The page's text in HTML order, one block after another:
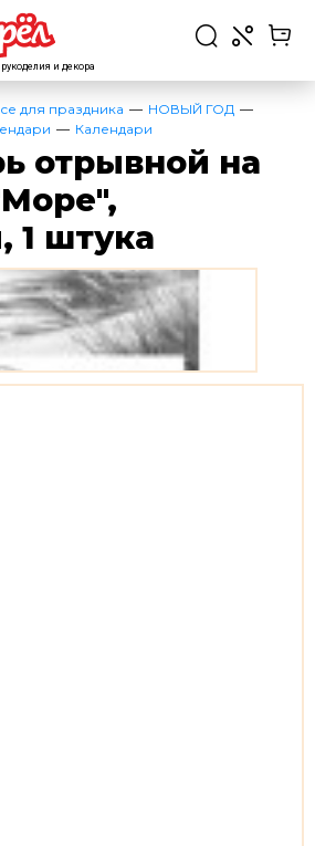
рукоделия и декора
для праздника
НОВЫЙ ГОД
Календари
отрывной на
1 штука